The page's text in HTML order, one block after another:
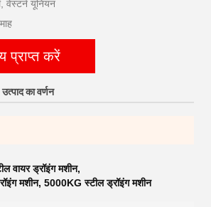
वेस्टर्न यूनियन
प्राप्त करें
उत्पाद का वर्णन
वायर ड्रॉइंग मशीन,
मशीन, 5000KG स्टील ड्रॉइंग मशीन